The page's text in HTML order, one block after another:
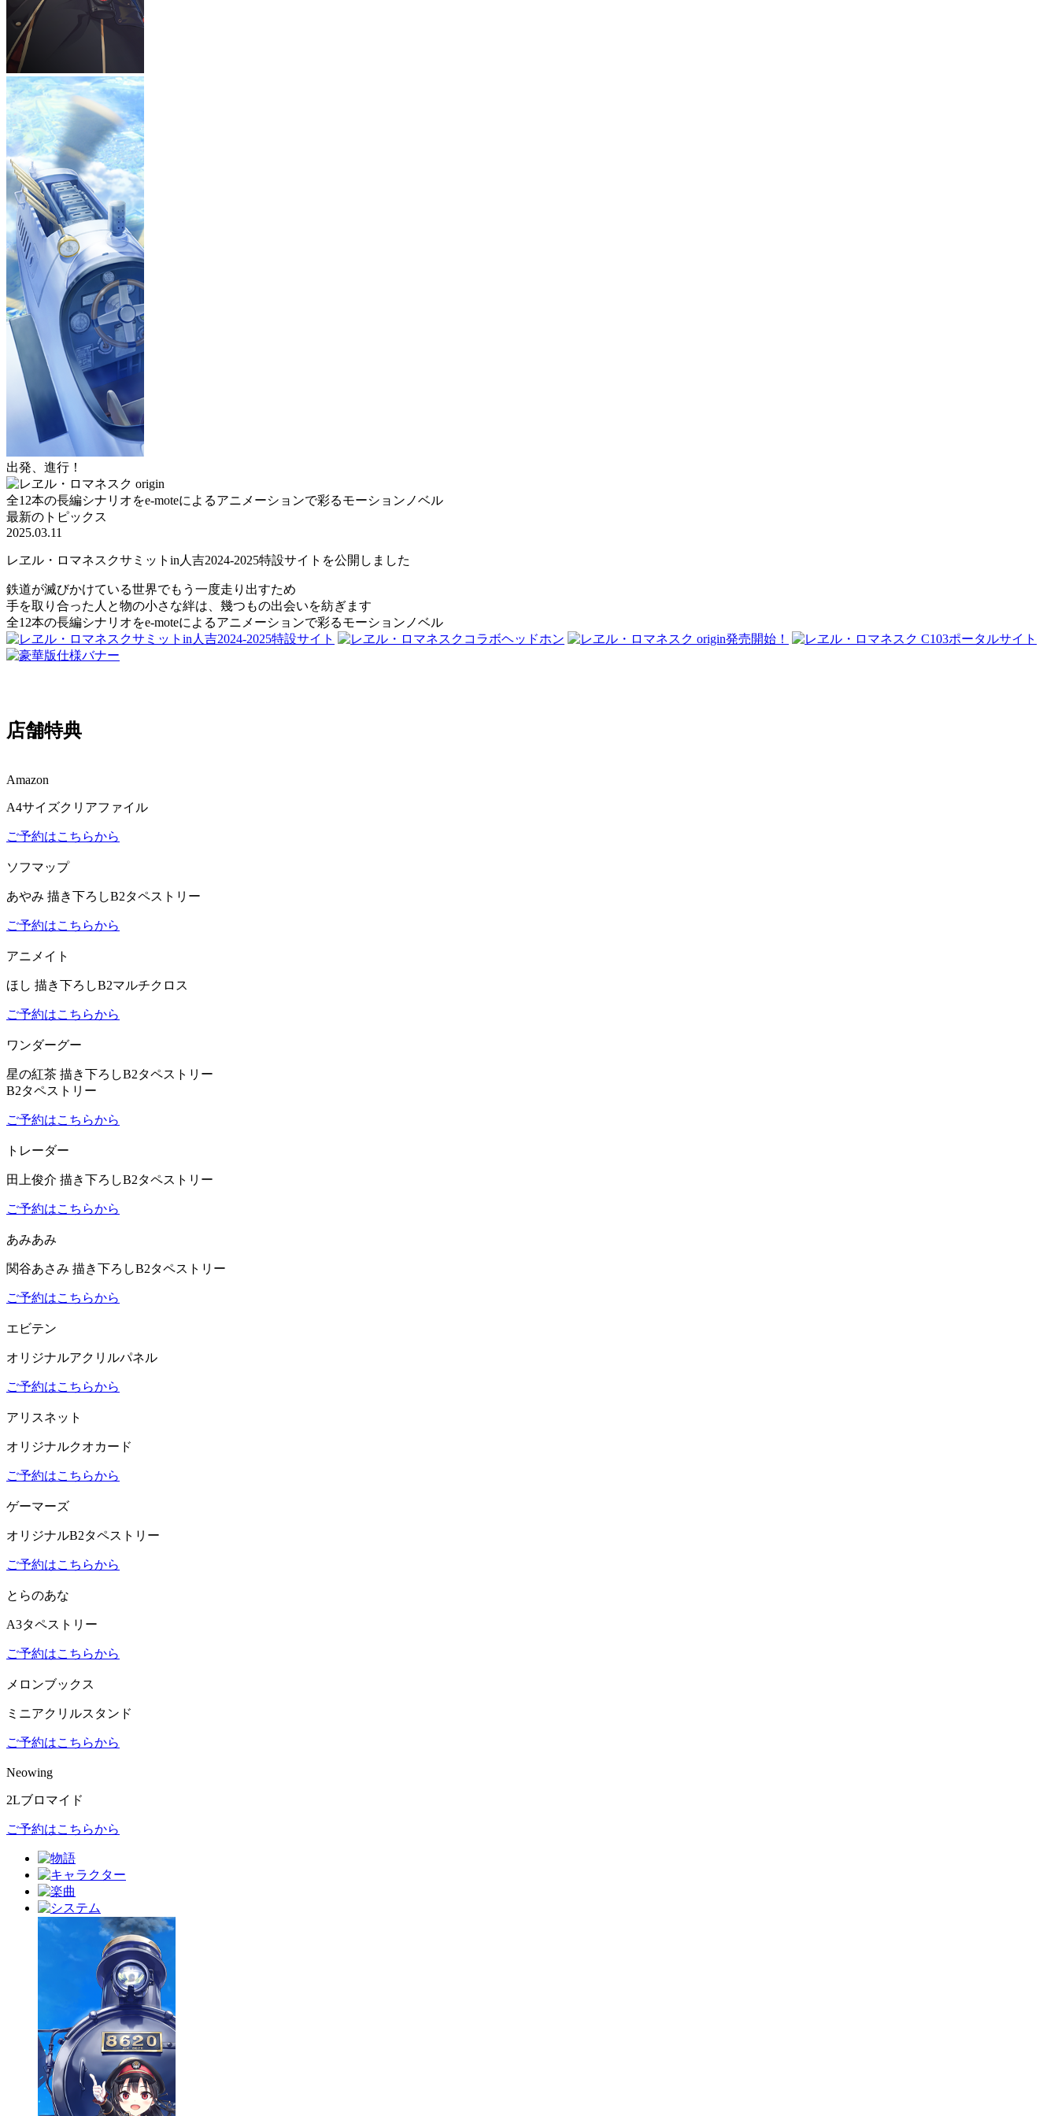
出発、進行！
全12本の長編シナリオをe-moteによるアニメーションで彩るモーションノベル
最新のトピックス
2025.03.11
レヱル・ロマネスクサミットin人吉2024-2025特設サイトを公開しました
鉄道が滅びかけている世界でもう一度走り出すため
手を取り合った人と物の小さな絆は、幾つもの出会いを紡ぎます
全12本の長編シナリオをe-moteによるアニメーションで彩るモーションノベル
店舗特典
Amazon
A4サイズクリアファイル
ご予約はこちらから
ソフマップ
あやみ 描き下ろしB2タペストリー
ご予約はこちらから
アニメイト
ほし 描き下ろしB2マルチクロス
ご予約はこちらから
ワンダーグー
星の紅茶 描き下ろしB2タペストリー
B2タペストリー
ご予約はこちらから
トレーダー
田上俊介 描き下ろしB2タペストリー
ご予約はこちらから
あみあみ
関谷あさみ 描き下ろしB2タペストリー
ご予約はこちらから
エビテン
オリジナルアクリルパネル
ご予約はこちらから
アリスネット
オリジナルクオカード
ご予約はこちらから
ゲーマーズ
オリジナルB2タペストリー
ご予約はこちらから
とらのあな
A3タペストリー
ご予約はこちらから
メロンブックス
ミニアクリルスタンド
ご予約はこちらから
Neowing
2Lブロマイド
ご予約はこちらから